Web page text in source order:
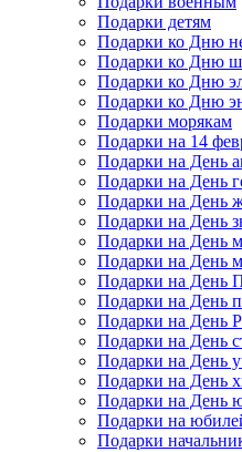
Подарки детям
Подарки ко Дню
Подарки ко Дню
Подарки ко Дню
Подарки ко Дню
Подарки морякам
Подарки на 14
Подарки на День
Подарки на День
Подарки на День
Подарки на День
Подарки на День
Подарки на День
Подарки на День
Подарки на День
Подарки на День
Подарки на День
Подарки на День
Подарки на День
Подарки на День
Подарки на
Подарки